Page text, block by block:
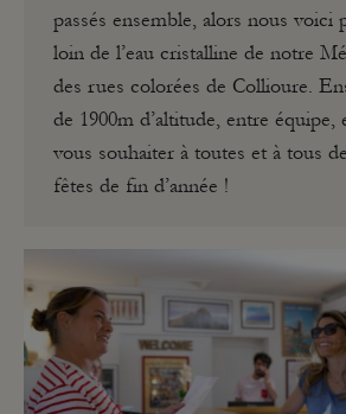
passés ensemble, alors nous voici
loin de l’eau cristalline de notre
des rues colorées de Collioure.
de 1900m d’altitude, entre équipe,
vous souhaiter à toutes et à tous
fêtes de fin d’année !